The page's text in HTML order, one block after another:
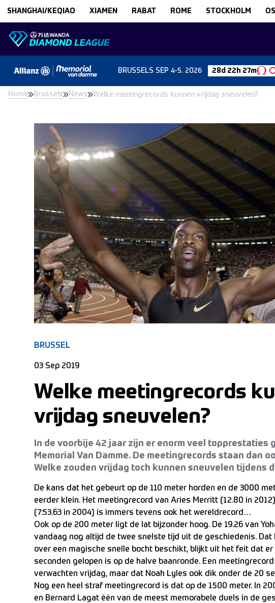
SHANGHAI/KEQIAO XIAMEN RABAT ROME STOCKHOLM
BRUSSELS SEP 4-5. 2026 28d 22h 27m
Home Brussels News Welke meetingrecords kunnen vrijdag sneuvelen?
BRUSSEL
03 Sep 2019
Welke meetingrecords
vrijdag sneuvelen?
In de voorbije 42 jaar zijn er enorm veel topprestaties
Memorial Van Damme. De meetingrecords staan dan
Welke zouden vrijdag toch kunnen sneuvelen tijdens
De kans dat het gebeurt op de 110 meter horden en de 3000
eerder klein. Het meetingrecord van Aries Merritt (12.80 in
(7:53.63 in 2004) is immers tevens ook het wereldrecord…
Ook op de 200 meter ligt de lat bijzonder hoog. De 19.26 van
vandaag nog altijd de twee snelste tijd uit de geschiedenis. Dat
over een magische snelle bocht beschikt, blijkt uit het feit dat er
seconden gelopen is op de halve baanronde. Een
verwachten vrijdag, maar dat Noah Lyles ook dik onder de 20
Nog een heel straf meetingrecord is dat op de 1500 meter. In
en Bernard Lagat één van de meest memorabele duels in de